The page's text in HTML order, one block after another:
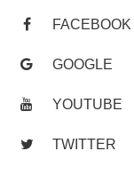
FACEBOOK
GOOGLE
YOUTUBE
TWITTER